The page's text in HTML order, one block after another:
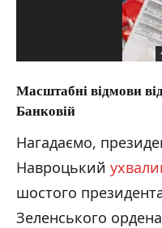
Масштабні відмови
Банковій
Нагадаємо,
Навроцький
шостого
Зеленського